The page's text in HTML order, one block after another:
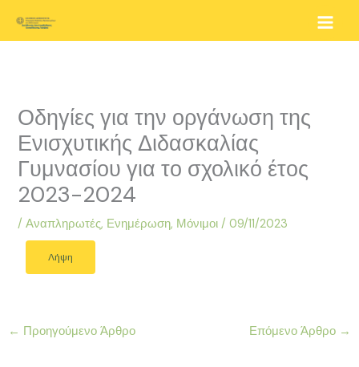
στο
Οδηγίες για την οργάνωση της
Ενισχυτικής Διδασκαλίας
Γυμνασίου για το σχολικό έτος
2023-2024
/Αναπληρωτές, Ενημέρωση, Μόνιμοι /09/11/2023
Λήψη
← Προηγούμενο Άρθρο Επόμενο Άρθρο →